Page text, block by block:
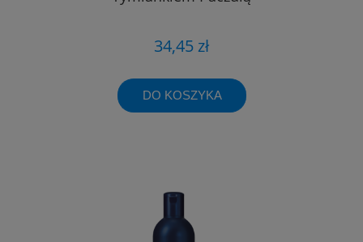
34,45 zł
DO KOSZYKA